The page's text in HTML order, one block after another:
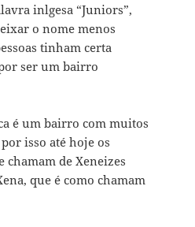
inlgesa “Juniors”,
o nome menos
tinham certa
ser um bairro
é um bairro com muitos
isso até hoje os
chamam de Xeneizes
que é como chamam